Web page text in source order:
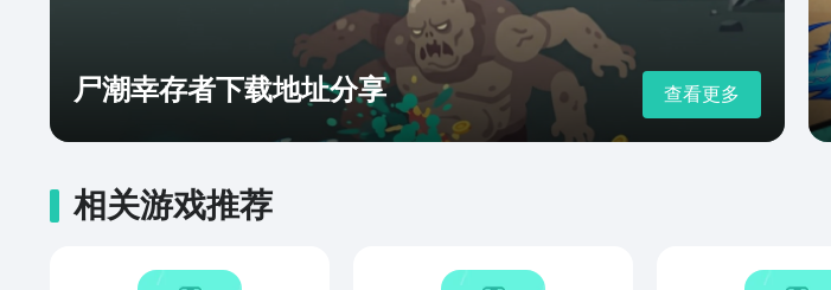
尸潮幸存者下载地址分享 查看更多
相关游戏推荐